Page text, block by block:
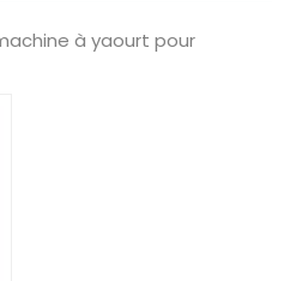
à yaourt pour